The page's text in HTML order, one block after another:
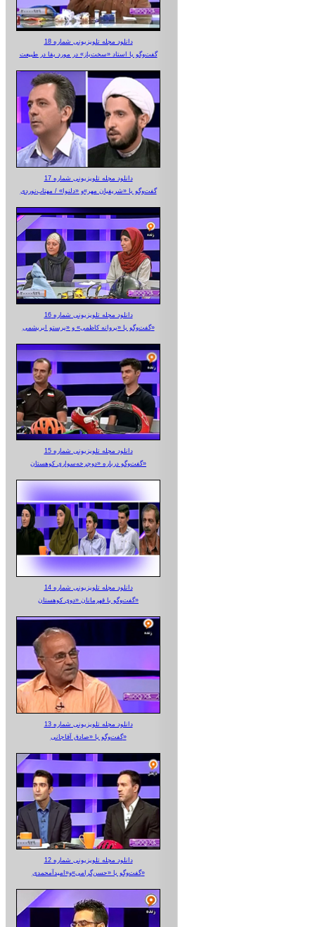
دانلود مجله تلویزیونی شماره 18
گفت‌وگو با استاد «سخت‌باز» در مورد بقا در طبیعت
دانلود مجله تلویزیونی شماره 17
گفت‌وگو با «شریفیان مهر»‌و «دلنوا» / مهتاب‌نوردی
دانلود مجله تلویزیونی شماره 16
گفت‌وگو با «پروانه کاظمی» و «پرستو‌ ابریشمی»
دانلود مجله تلویزیونی شماره 15
گفت‌وگو درباره «دوچرخه‌سواری کوهستان»
دانلود مجله تلویزیونی شماره 14
گفت‌وگو با قهرمانان «دوی کوهستان»
دانلود مجله تلویزیونی شماره 13
گفت‌وگو با «صادق آقاجانی»
دانلود مجله تلویزیونی شماره 12
گفت‌وگو با «حسن‌گرامی»و«امیدآمحمدی»